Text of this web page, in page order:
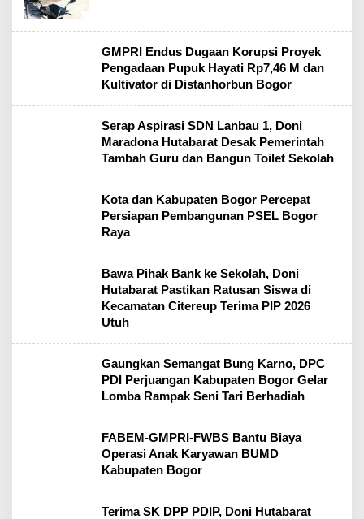
GMPRI Endus Dugaan Korupsi Proyek
Pengadaan Pupuk Hayati Rp7,46 M dan
Kultivator di Distanhorbun Bogor
Serap Aspirasi SDN Lanbau 1, Doni
Maradona Hutabarat Desak Pemerintah
Tambah Guru dan Bangun Toilet Sekolah
Kota dan Kabupaten Bogor Percepat
Persiapan Pembangunan PSEL Bogor
Raya
Bawa Pihak Bank ke Sekolah, Doni
Hutabarat Pastikan Ratusan Siswa di
Kecamatan Citereup Terima PIP 2026
Utuh
Gaungkan Semangat Bung Karno, DPC
PDI Perjuangan Kabupaten Bogor Gelar
Lomba Rampak Seni Tari Berhadiah
FABEM-GMPRI-FWBS Bantu Biaya
Operasi Anak Karyawan BUMD
Kabupaten Bogor
Terima SK DPP PDIP, Doni Hutabarat